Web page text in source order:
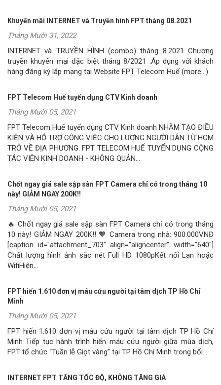
Khuyến mãi INTERNET và Truyền hình FPT tháng 08.2021
Tháng Mười 31, 2022
INTERNET và TRUYỀN HÌNH (combo) tháng 8.2021 Chương
truyền khuyến mại đặc biệt tháng 8/2021 .Áp dụng với khách
hàng đăng ký lắp mạng tại Website FPT Telecom Huế (more…)
FPT Telecom Huế tuyển dụng CTV Kinh doanh
Tháng Mười 05, 2021
FPT Telecom Huế tuyển dụng CTV Kinh doanh NHẰM TẠO ĐIỀU
KIỆN VÀ HỖ TRỢ CÔNG VIỆC CHO LƯỢNG NGƯỜI DÂN TỪ HCM
TRỞ VỀ ĐỊA PHƯƠNG. FPT TELECOM HUẾ TUYỂN DỤNG CỘNG
TÁC VIÊN KINH DOANH - KHÔNG QUẢN...
Chốt ngay giá sale sập sàn FPT Camera chỉ có trong tháng 10
này! GIẢM NGAY 200K!!
Tháng Mười 05, 2021
🔥 Chốt ngay giá sale sập sàn FPT Camera chỉ có trong tháng
10 này! GIẢM NGAY 200K!! 🧡 Camera trong nhà: 900.000VNĐ
[caption id="attachment_703" align="aligncenter" width="640"]
Chất lượng hình ảnh sắc nét Full HD 1080pKết nối Lan hoặc
WifiHiện...
FPT hiến 1.610 đơn vị máu cứu người tại tâm dịch TP Hồ Chí
Minh
Tháng Mười 05, 2021
FPT hiến 1.610 đơn vị máu cứu người tại tâm dịch TP Hồ Chí
Minh Tiếp tục hành trình hiến máu cứu người giữa mùa dịch,
FPT tổ chức “Tuần lễ Giọt vàng” tại TP Hồ Chí Minh trong bối...
INTERNET FPT TĂNG TỐC ĐỘ, KHÔNG TĂNG GIÁ